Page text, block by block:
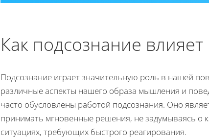
Как подсознание
Подсознание играет значительную роль в нашей
различные аспекты нашего образа мышления и
часто обусловлены работой подсознания. Оно
принимать мгновенные решения, не задумываясь о
ситуациях, требующих быстрого реагирования.